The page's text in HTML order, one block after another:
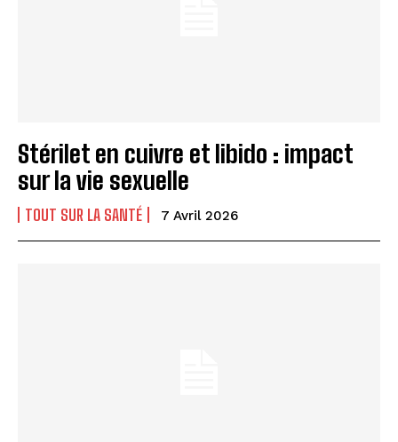
Stérilet en cuivre et libido : impact
sur la vie sexuelle
TOUT SUR LA SANTÉ 7 Avril 2026